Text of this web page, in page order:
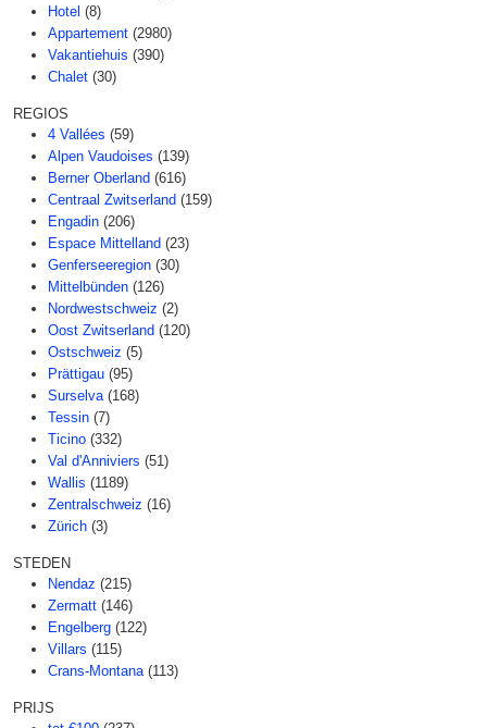
Hotel (8)
Appartement (2980)
Vakantiehuis (390)
Chalet (30)
REGIOS
4 Vallées (59)
Alpen Vaudoises (139)
Berner Oberland (616)
Centraal Zwitserland (159)
Engadin (206)
Espace Mittelland (23)
Genferseeregion (30)
Mittelbünden (126)
Nordwestschweiz (2)
Oost Zwitserland (120)
Ostschweiz (5)
Prättigau (95)
Surselva (168)
Tessin (7)
Ticino (332)
Val d'Anniviers (51)
Wallis (1189)
Zentralschweiz (16)
Zürich (3)
STEDEN
Nendaz (215)
Zermatt (146)
Engelberg (122)
Villars (115)
Crans-Montana (113)
PRIJS